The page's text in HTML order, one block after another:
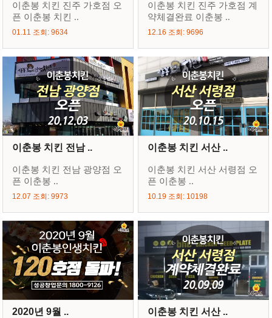
이춘봉 치킨 진주 가호점 오
픈 이춘봉 치킨 ..
01.11 조회: 9634
이춘봉 치킨 진주 가호점 계
약체결완료 이춘봉 ..
12.16 조회: 9696
이춘봉 치킨 전남 ..
이춘봉 치킨 전남 광양점 오
픈 이춘봉 ..
12.07 조회: 9973
이춘봉 치킨 서산 ..
이춘봉 치킨 서산 서령점 오
픈 이춘봉 ..
10.19 조회: 10198
2020년 9월 .. 이춘봉 치킨 서산 ..